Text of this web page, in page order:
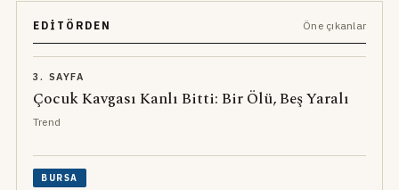
EDITÖRDEN Öne çıkanlar
3. SAYFA
Çocuk Kavgası Kanlı Bitti: Bir Ölü, Beş Yaralı
Trend
BURSA